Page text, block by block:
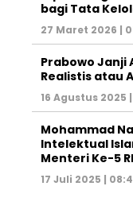
bagi Tata
27 Maret 2026 |
Prabowo Janji
Realistis atau
16 Agustus 2025
Mohammad
Intelektual
Menteri Ke-5 RI
17 Juli 2025 |